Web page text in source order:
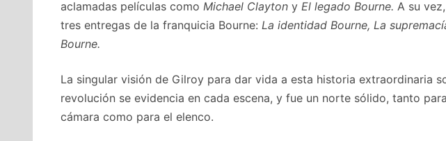
aclamadas películas como Michael Clayton y El legado Bourne. A su
tres entregas de la franquicia Bourne: La identidad Bourne, La
Bourne.
La singular visión de Gilroy para dar vida a esta historia extraordinaria
revolución se evidencia en cada escena, y fue un norte sólido, tanto
cámara como para el elenco.